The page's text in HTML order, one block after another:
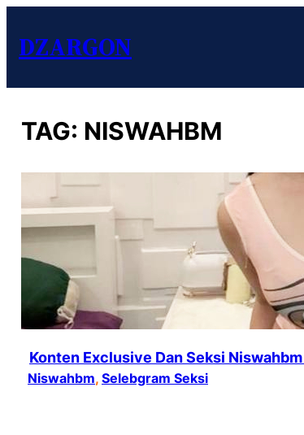
DZARGON
TAG: NISWAHBM
Konten Exclusive Dan Seksi Niswahbm
Niswahbm, Selebgram Seksi